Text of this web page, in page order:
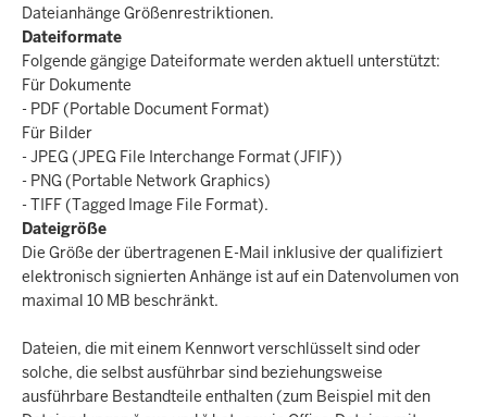
Dateianhänge Größenrestriktionen.
Dateiformate
Folgende gängige Dateiformate werden aktuell unterstützt:
Für Dokumente
- PDF (Portable Document Format)
Für Bilder
- JPEG (JPEG File Interchange Format (JFIF))
- PNG (Portable Network Graphics)
- TIFF (Tagged Image File Format).
Dateigröße
Die Größe der übertragenen E-Mail inklusive der qualifiziert
elektronisch signierten Anhänge ist auf ein Datenvolumen von
maximal 10 MB beschränkt.
Dateien, die mit einem Kennwort verschlüsselt sind oder
solche, die selbst ausführbar sind beziehungsweise
ausführbare Bestandteile enthalten (zum Beispiel mit den